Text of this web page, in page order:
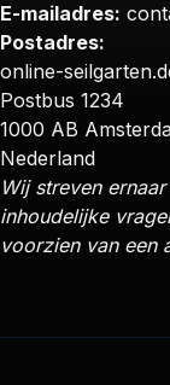
E-mailadres:
Postadres:
online-
Postbus 1234
1000 AB
Nederland
Wij streven
inhoudelijke
voorzien van een